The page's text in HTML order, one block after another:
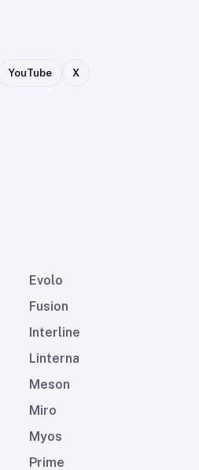
YouTube X
Evolo
Fusion
Interline
Linterna
Meson
Miro
Myos
Prime